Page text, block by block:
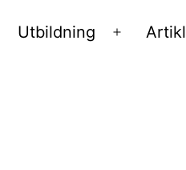
Utbildning
Öppna